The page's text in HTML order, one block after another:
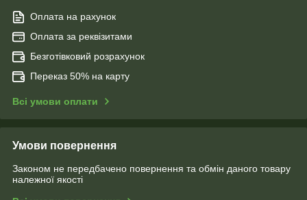
Оплата на рахунок
Оплата за реквізитами
Безготівковий розрахунок
Переказ 50% на карту
Всі умови оплати
Умови повернення
Законом не передбачено повернення та обмін даного товару
належної якості